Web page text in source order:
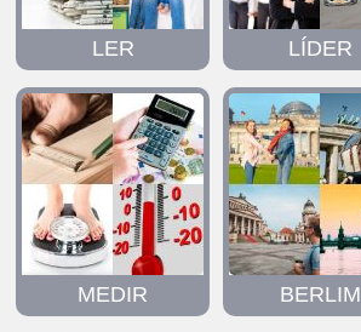
LER LÍDER
MEDIR BERLIM